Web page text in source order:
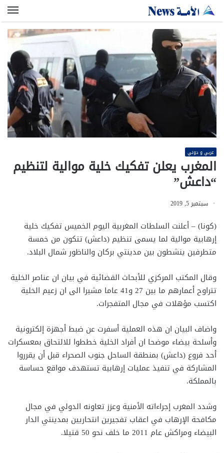
عربي و دولي
المغرب يعلن تفكيك خلية موالية لتنظيم
“داعش”
سبتمبر 5, 2019
(كونا) – أعلنت السلطات المغربية اليوم الخميس تفكيك خلية
إرهابية موالية لما يسمى تنظيم (داعش) تتكون من خمسة
متطرفين ينشطون بين مدينتي بركان والناظور شمال البلاد.
وقال المكتب المركزي للأبحاث القضائية في بيان ان عناصر الخلية
تتراوح أعمارهم ما بين 27 و41 عاما مشيرا الى ان زعيم الخلية
اكتسب مؤهلات في مجال المتفجرات.
واضاف البيان ان هذه العملية أسفرت عن ضبط أجهزة إلكترونية
وأسلحة بيضاء موضحا ان أفراد الخلية خططوا للالتحاق بمعسكرات
أحد فروع (داعش) بمنطقة الساحل جنوب الصحراء قبل أن يقرروا
المشاركة في تنفيذ عمليات إرهابية تستهدف مواقع حساسة
بالمملكة.
وشدد المغرب إجراءاته الأمنية وعزز تعاونه الدولي في مجال
مكافحة الإرهاب في اعقاب تفجيرين انتحاريين بمدينتي الدار
البيضاء ومراكش عام 2011 ما خلف نحو 50 قتيلا.